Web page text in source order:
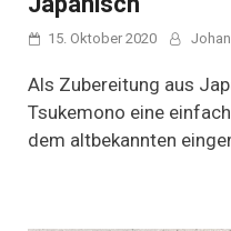
15. Oktober 2020
Als Zubereitung aus
Tsukemono eine
dem altbekannten